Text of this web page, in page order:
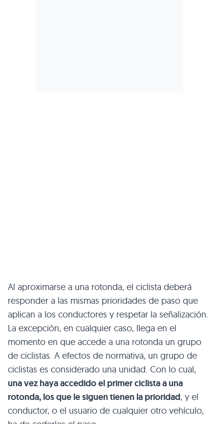
Al aproximarse a una rotonda, el ciclista deberá
responder a las mismas prioridades de paso que
aplican a los conductores y respetar la señalización.
La excepción, en cualquier caso, llega en el
momento en que accede a una rotonda un grupo
de ciclistas. A efectos de normativa, un grupo de
ciclistas es considerado una unidad. Con lo cual,
una vez haya accedido el primer ciclista a una
rotonda, los que le siguen tienen la prioridad, y el
conductor, o el usuario de cualquier otro vehículo,